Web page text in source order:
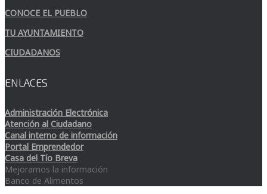
CONOCE EL PUEBLO
TU AYUNTAMIENTO
CIUDADANOS
ENLACES
Administración Electrónica
Atención al Ciudadano
Canal interno de información
Portal Emprendedor
Casa del Tío Breva
Mejoramos la información
Banco de Alimentos